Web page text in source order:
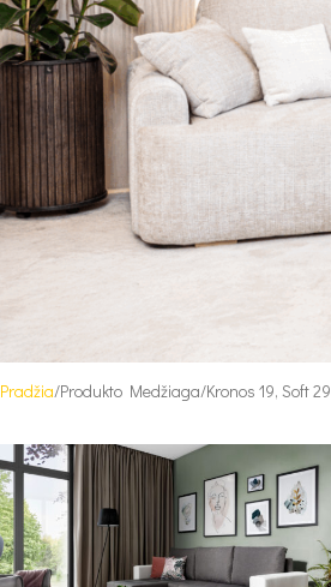
Pradžia Produkto Medžiaga Kronos 19, Soft 29